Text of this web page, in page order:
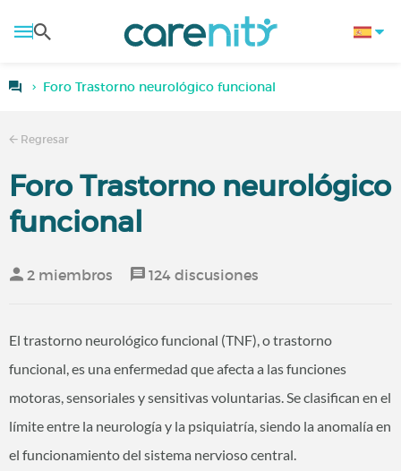
Foro Trastorno neurológico funcional
Regresar
Foro Trastorno neurológico
funcional
2 miembros 124 discusiones
El trastorno neurológico funcional (TNF), o trastorno
funcional, es una enfermedad que afecta a las funciones
motoras, sensoriales y sensitivas voluntarias. Se clasifican en el
límite entre la neurología y la psiquiatría, siendo la anomalía en
el funcionamiento del sistema nervioso central.